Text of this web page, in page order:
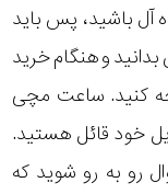
آل باشید، پس باید
و هنگام خرید
کنید. ساعت مچی
خود قائل هستید.
رو به رو شوید که